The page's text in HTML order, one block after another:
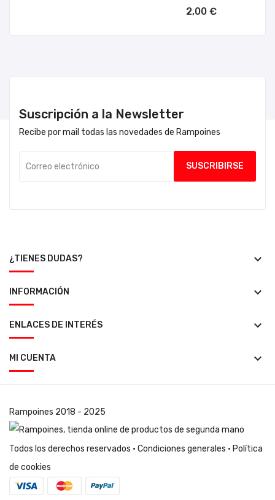
2,00 €
Suscripción a la Newsletter
Recibe por mail todas las novedades de Rampoines
¿TIENES DUDAS? keyboard_arrow_down
INFORMACIÓN keyboard_arrow_down
ENLACES DE INTERÉS keyboard_arrow_down
MI CUENTA keyboard_arrow_down
Rampoines 2018 - 2025
Todos los derechos reservados · Condiciones generales · Política
de cookies